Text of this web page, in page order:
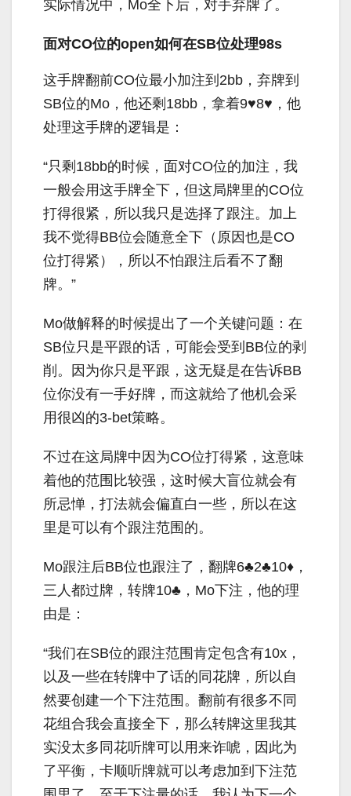
实际情况中， Mo全下后，对手弃牌了。
面对CO位的open如何在SB位处理98s
这手牌翻前CO位最小加注到 2bb ，弃牌到
SB位的Mo ，他还剩 18bb ，拿着9♥8♥，他
处理这手牌的逻辑是：
“只剩 18bb的时候，面对CO位的加注，我
一般会用这手牌全下，但这局牌里的CO位
打得很紧，所以我只是选择了跟注。加上
我不觉得BB位会随意全下（原因也是CO
位打得紧），所以不怕跟注后看不了翻
牌。”
Mo做解释的时候提出了一个关键问题：在
SB位只是平跟的话，可能会受到 BB位的剥
削。因为你只是平跟，这无疑是在告诉BB
位你没有一手好牌，而这就给了他机会采
用很凶的3-bet策略。
不过在这局牌中因为CO位打得紧，这意味
着他的范围比较强，这时候大盲位就会有
所忌惮，打法就会偏直白一些，所以在这
里是可以有个跟注范围的。
Mo跟注后BB位也跟注了，翻牌6♣2♣10♦，
三人都过牌，转牌10♣， Mo下注，他的理
由是：
“我们在SB位的跟注范围肯定包含有10x ，
以及一些在转牌中了话的同花牌，所以自
然要创建一个下注范围。翻前有很多不同
花组合我会直接全下，那么转牌这里我其
实没太多同花听牌可以用来诈唬，因此为
了平衡，卡顺听牌就可以考虑加到下注范